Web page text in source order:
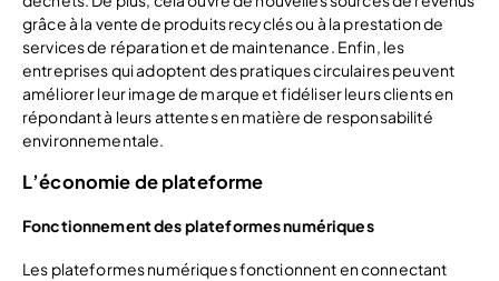
grâce à la vente de produits recyclés ou à la prestation de
services de réparation et de maintenance. Enfin, les
entreprises qui adoptent des pratiques circulaires peuvent
améliorer leur image de marque et fidéliser leurs clients en
répondant à leurs attentes en matière de responsabilité
environnementale.
L’économie de plateforme
Fonctionnement des plateformes numériques
Les plateformes numériques fonctionnent en connectant